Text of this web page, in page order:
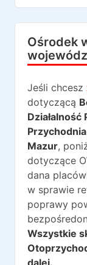
Ośrodek
Jeśli chcesz
dotyczącą
Działalność
Mazur,
dotyczące
dana
w sprawie
poprawy
Wszystkie
dalej.